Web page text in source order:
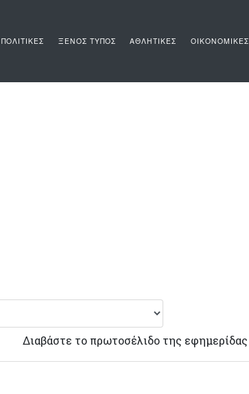
ΠΟΛΙΤΙΚΕΣ ΞΕΝΟΣ ΤΥΠΟΣ ΑΘΛΗΤΙΚΕΣ ΟΙΚΟΝΟΜΙΚΕΣ
Διαβάστε το πρωτοσέλιδο της εφημερίδας